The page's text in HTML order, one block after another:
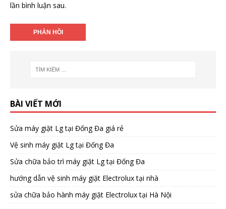
lần bình luận sau.
BÀI VIẾT MỚI
Sửa máy giặt Lg tại Đống Đa giá rẻ
Vệ sinh máy giặt Lg tại Đống Đa
Sửa chữa bảo trì máy giặt Lg tại Đống Đa
hướng dẫn vệ sinh máy giặt Electrolux tại nhà
sửa chữa bảo hành máy giặt Electrolux tại Hà Nội